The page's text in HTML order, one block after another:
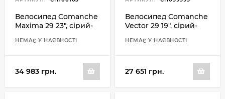
Велосипед Comanche
Maxima 29 23", сірий-
НЕМАЄ У НАЯВНОСТІ
34 983 грн.
Велосипед Comanche
Vector 29 19", сірий-
НЕМАЄ У НАЯВНОСТІ
27 651 грн.